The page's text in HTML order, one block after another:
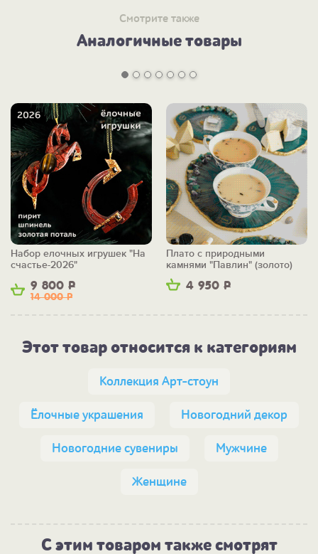
Смотрите также
Аналогичные товары
9 800 Р
14 000Р
Набор елочных игрушек "На
счастье-2026"
4 950 Р
Плато с природными
камнями "Павлин" (золото)
Этот товар относится к категориям
Коллекция Арт-стоун
Ёлочные украшения Новогодний декор
Новогодние сувениры Мужчине
Женщине
С этим товаром также смотрят